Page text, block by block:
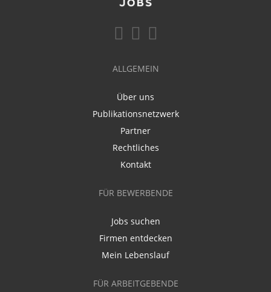
ALLGEMEIN
Über uns
Publikationsnetzwerk
Partner
Rechtliches
Kontakt
FÜR BEWERBENDE
Jobs suchen
Firmen entdecken
Mein Lebenslauf
FÜR ARBEITGEBENDE